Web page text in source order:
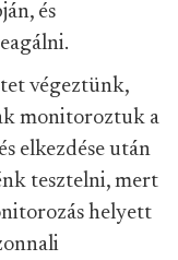
és
végeztünk,
monitoroztuk a
elkezdése után
tesztelni, mert
helyett